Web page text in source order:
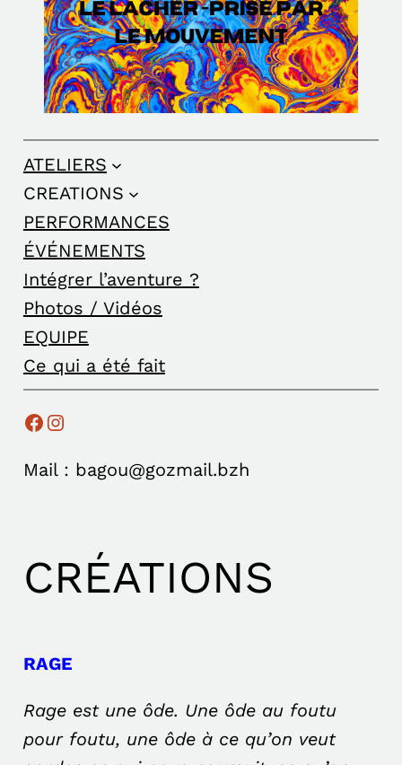
ATELIERS
CREATIONS
PERFORMANCES
ÉVÉNEMENTS
Intégrer l’aventure ?
Photos / Vidéos
EQUIPE
Ce qui a été fait
Facebook Instagram
Mail : bagou@gozmail.bzh
CRÉATIONS
RAGE
Rage est une ôde. Une ôde au foutu
pour foutu, une ôde à ce qu’on veut